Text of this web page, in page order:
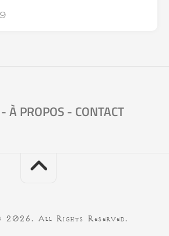
À PROPOS- CONTACT
All Rights Reserved.